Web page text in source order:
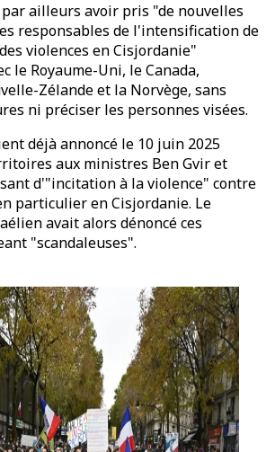
ailleurs avoir pris "de nouvelles
responsables de l'intensification de
violences en Cisjordanie"
le Royaume-Uni, le Canada,
Zélande et la Norvège, sans
ni préciser les personnes visées.
déjà annoncé le 10 juin 2025
aux ministres Ben Gvir et
d'"incitation à la violence" contre
particulier en Cisjordanie. Le
avait alors dénoncé ces
"scandaleuses".